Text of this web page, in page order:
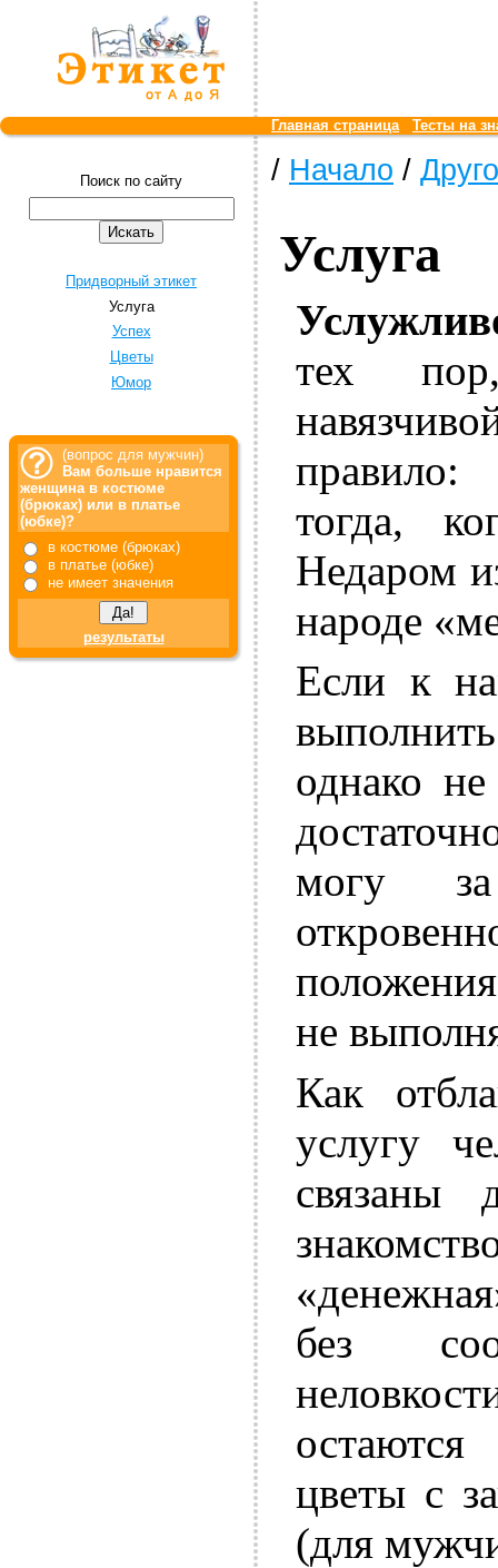
Главная страница Тесты на
Поиск по сайту
Придворный этикет
Услуга
Успех
Цветы
Юмор
(вопрос для мужчин)
Вам больше нравится
женщина в костюме
(брюках) или в платье
(юбке)?
в костюме (брюках)
в платье (юбке)
не имеет значения
результаты
/ Начало /
Услуга
тех
правило:
тогда,
Недаром
народе
Если к
однако
могу
не
Как
услугу
связаны
без
цветы с
(для